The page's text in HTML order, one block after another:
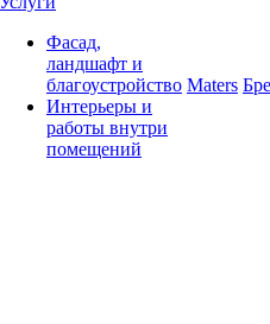
Фасад,
ландшафт и
благоустройство
Интерьеры и
работы внутри
помещений
Maters